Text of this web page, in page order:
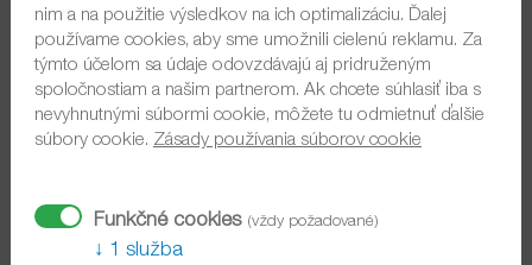
a/alebo poštovú adresu kupujúceho.
3. Kupujúci je povinný do 14 dní odo dňa odstúpenia od
kúpnej zmluvy zaslať tovar späť na adresu sídla
predávajúceho alebo ho odovzdať predávajúcemu v sídle
predávajúceho (resp. v mieste skladových priestorov
kupujúci odovzdá tovar na prepravu najneskôr v posledný
deň 14-dňovej lehoty. Kupujúci je povinný doručiť
nim a na použitie výsledkov na ich optimalizáciu. Ďalej
používame cookies, aby sme umožnili cielenú reklamu. Za
týmto účelom sa údaje odovzdávajú aj pridruženým
spoločnostiam a našim partnerom. Ak chcete súhlasiť iba s
nevyhnutnými súbormi cookie, môžete tu odmietnuť ďalšie
súbory cookie. Zásady používania súborov cookie
Funkčné cookies (vždy požadované)
1 služba